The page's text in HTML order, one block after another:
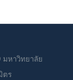
มหาวิทยาลัย
ตร